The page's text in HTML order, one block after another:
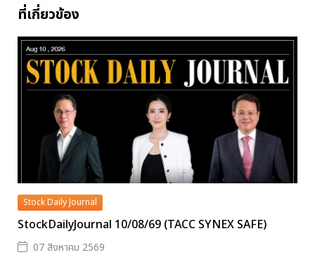
ที่เกี่ยวข้อง
Stock Daily Journal
StockDailyJournal 10/08/69 (TACC SYNEX SAFE)
07 สิงหาคม 2569